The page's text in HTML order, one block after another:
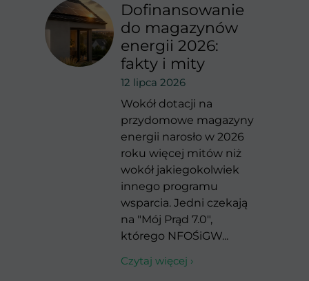
Dofinansowanie
do magazynów
energii 2026:
fakty i mity
12 lipca 2026
Wokół dotacji na
przydomowe magazyny
energii narosło w 2026
roku więcej mitów niż
wokół jakiegokolwiek
innego programu
wsparcia. Jedni czekają
na "Mój Prąd 7.0",
którego NFOŚiGW...
Czytaj więcej ›